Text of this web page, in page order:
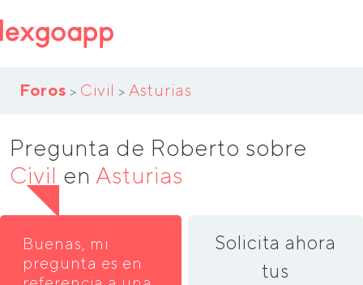
Foros > Civil > Asturias
Pregunta de Roberto sobre
Civil en Asturias
Buenas, mi
pregunta es en
Solicita ahora
tus